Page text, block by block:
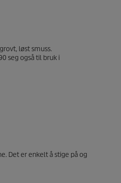
løst smuss.
seg også til bruk i
Det er enkelt å stige på og